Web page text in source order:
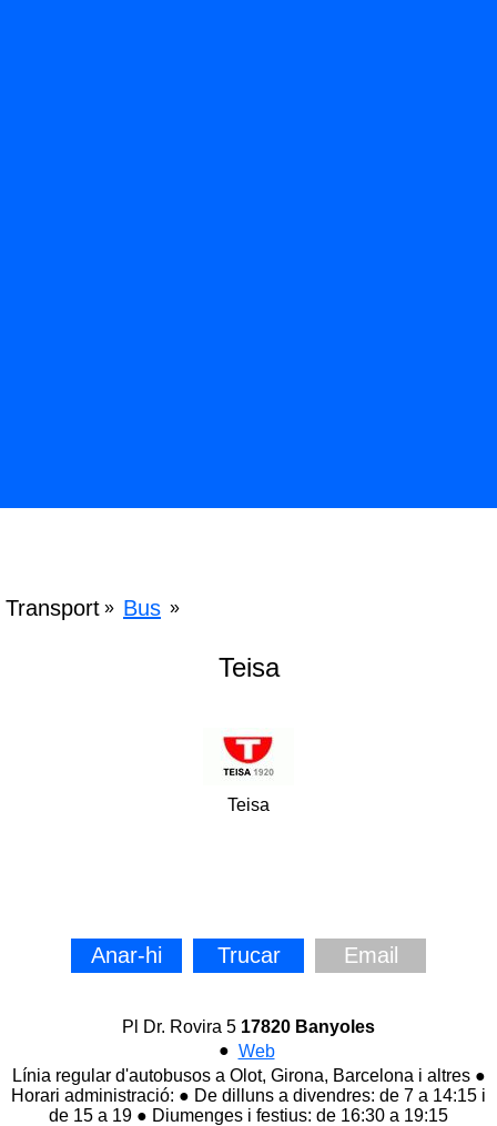
Transport » Bus »
Teisa
Teisa
Anar-hi Trucar Email
Pl Dr. Rovira 5 17820 Banyoles
● Web
Línia regular d'autobusos a Olot, Girona, Barcelona i altres ●
Horari administració: ● De dilluns a divendres: de 7 a 14:15 i
de 15 a 19 ● Diumenges i festius: de 16:30 a 19:15